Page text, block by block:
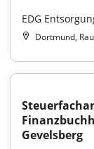
EDG
Dortmund,
Gevelsberg